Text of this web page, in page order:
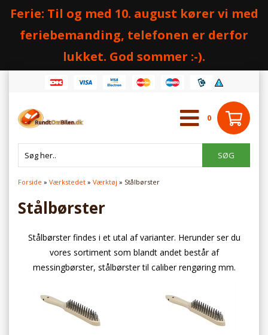
Ferie: Til og med 10. august kører vi med
feriebemanding, telefonen er derfor
lukket. God sommer :-).
0
Forside » Værkstedet » Værktøj » Stålbørster
Stålbørster
Stålbørster findes i et utal af varianter. Herunder ser du
vores sortiment som blandt andet består af
messingbørster, stålbørster til caliber rengøring mm.